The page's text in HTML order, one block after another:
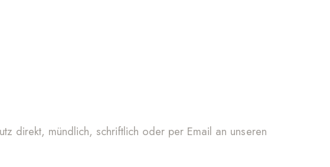
direkt, mündlich, schriftlich oder per Email an unseren